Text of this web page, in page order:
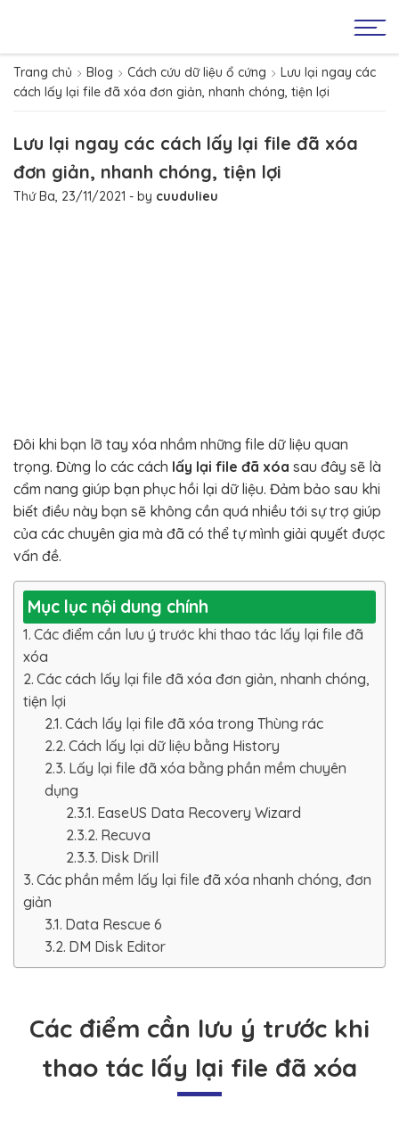
Trang chủ Blog Cách cứu dữ liệu ổ cứng
Lưu lại ngay các
cách lấy lại file đã xóa đơn giản, nhanh chóng, tiện lợi
Lưu lại ngay các cách lấy lại file đã xóa
đơn giản, nhanh chóng, tiện lợi
Thứ Ba, 23/11/2021 - by cuudulieu
Đôi khi bạn lỡ tay xóa nhầm những file dữ liệu quan
trọng. Đừng lo các cách lấy lại file đã xóa sau đây sẽ là
cẩm nang giúp bạn phục hồi lại dữ liệu. Đảm bảo sau khi
biết điều này bạn sẽ không cần quá nhiều tới sự trợ giúp
của các chuyên gia mà đã có thể tự mình giải quyết được
vấn đề.
Mục lục nội dung chính
Các điểm cần lưu ý trước khi thao tác lấy lại file đã
xóa
Các cách lấy lại file đã xóa đơn giản, nhanh chóng,
tiện lợi
Cách lấy lại file đã xóa trong Thùng rác
Cách lấy lại dữ liệu bằng History
Lấy lại file đã xóa bằng phần mềm chuyên
dụng
EaseUS Data Recovery Wizard
Recuva
Disk Drill
Các phần mềm lấy lại file đã xóa nhanh chóng, đơn
giản
Data Rescue 6
DM Disk Editor
Các điểm cần lưu ý trước khi
thao tác lấy lại file đã xóa